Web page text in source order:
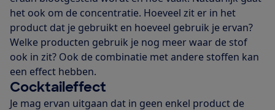
het ook om de concentratie. Hoeveel zit er in het
product dat je gebruikt en hoeveel gebruik je ervan?
Welke producten gebruik je nog meer waar de stof
ook in zit? Ook de combinatie met andere stoffen kan
een effect hebben.
Cocktaileffect
Je mag ervan uitgaan dat in geen enkel product de